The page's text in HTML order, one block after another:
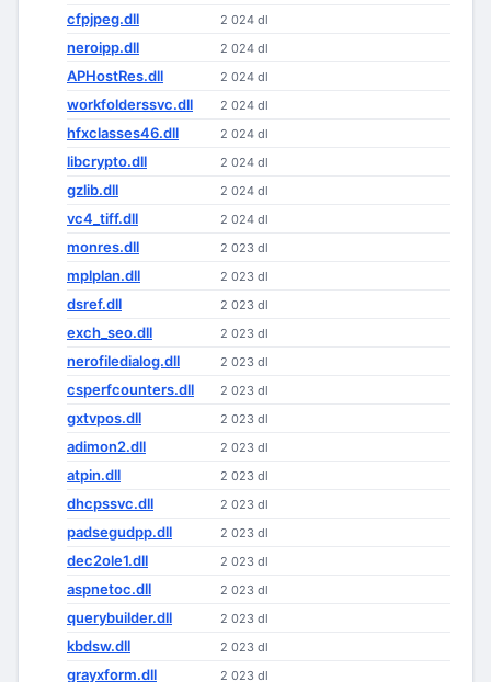
cfpjpeg.dll 2 024 dl
neroipp.dll 2 024 dl
APHostRes.dll 2 024 dl
workfolderssvc.dll 2 024 dl
hfxclasses46.dll 2 024 dl
libcrypto.dll 2 024 dl
gzlib.dll 2 024 dl
vc4_tiff.dll 2 024 dl
monres.dll 2 023 dl
mplplan.dll 2 023 dl
dsref.dll 2 023 dl
exch_seo.dll 2 023 dl
nerofiledialog.dll 2 023 dl
csperfcounters.dll 2 023 dl
gxtvpos.dll 2 023 dl
adimon2.dll 2 023 dl
atpin.dll 2 023 dl
dhcpssvc.dll 2 023 dl
padsegudpp.dll 2 023 dl
dec2ole1.dll 2 023 dl
aspnetoc.dll 2 023 dl
querybuilder.dll 2 023 dl
kbdsw.dll 2 023 dl
grayxform.dll 2 023 dl